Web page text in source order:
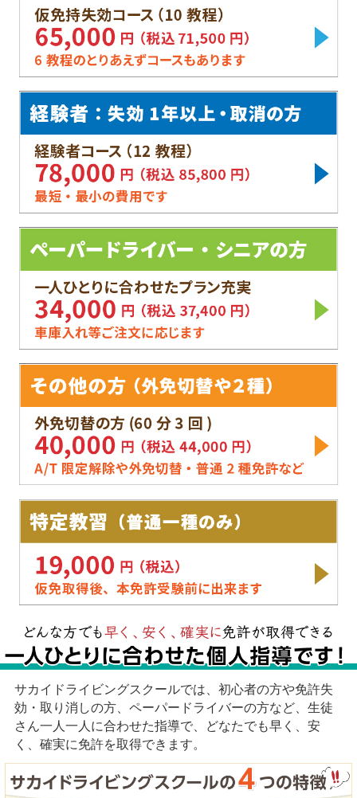
サカイドライビングスクールでは、初心者の方や免許失
効・取り消しの方、ペーパードライバーの方など、生徒
さん一人一人に合わせた指導で、どなたでも早く、安
く、確実に免許を取得できます。